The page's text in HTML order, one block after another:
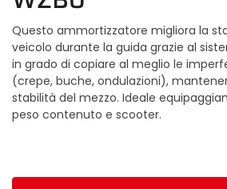
Questo ammortizzatore migliora la
veicolo durante la guida grazie al
in grado di copiare al meglio le
(crepe, buche, ondulazioni),
stabilità del mezzo. Ideale
peso contenuto e scooter.